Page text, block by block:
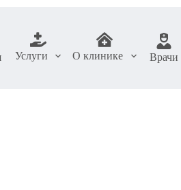
Услуги О клинике Врачи